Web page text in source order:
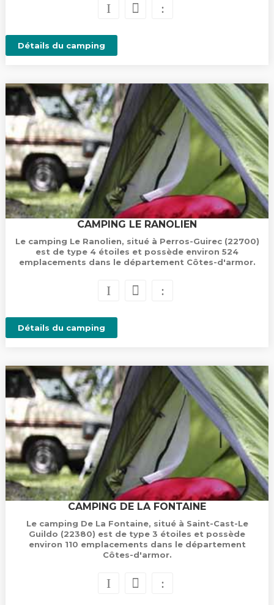
Détails du camping
CAMPING LE RANOLIEN
Le camping Le Ranolien, situé à Perros-Guirec (22700)
est de type 4 étoiles et possède environ 524
emplacements dans le département Côtes-d'armor.
Détails du camping
CAMPING DE LA FONTAINE
Le camping De La Fontaine, situé à Saint-Cast-Le
Guildo (22380) est de type 3 étoiles et possède
environ 110 emplacements dans le département
Côtes-d'armor.